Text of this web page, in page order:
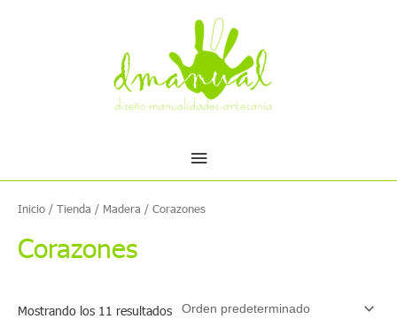
Menú
principal
Inicio / Tienda / Madera / Corazones
Corazones
Mostrando los 11 resultados